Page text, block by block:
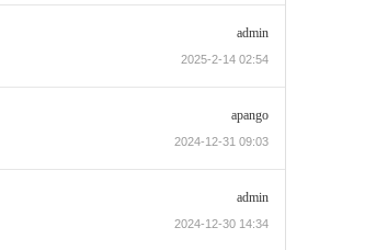
admin
2025-2-14 02:54
apango
2024-12-31 09:03
admin
2024-12-30 14:34